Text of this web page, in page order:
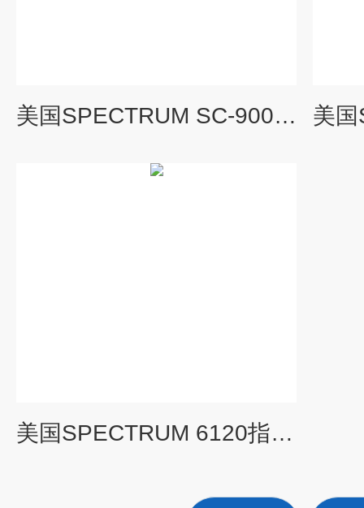
美国SPECTRUM SC-900数显式土壤紧实度仪
美国SPECTRUM 6120指针式土壤紧实度仪